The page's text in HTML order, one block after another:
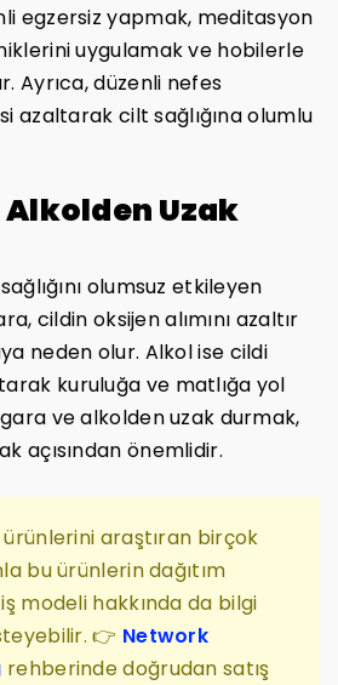
egzersiz yapmak, meditasyon
uygulamak ve hobilerle
Ayrıca, düzenli nefes
azaltarak cilt sağlığına olumlu
Alkolden Uzak
olumsuz etkileyen
cildin oksijen alımını azaltır
neden olur. Alkol ise cildi
kuruluğa ve matlığa yol
ve alkolden uzak durmak,
açısından önemlidir.
araştıran birçok
bu ürünlerin dağıtım
modeli hakkında da bilgi
👉 Network
rehberinde doğrudan satış